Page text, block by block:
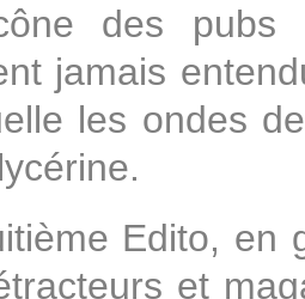
des pubs
jamais
les ondes
Edito, en
et